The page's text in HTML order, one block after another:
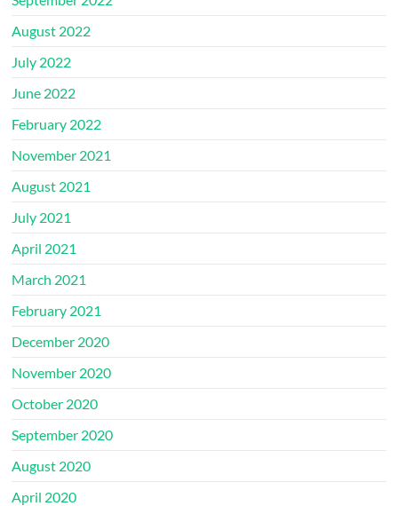
August 2022
July 2022
June 2022
February 2022
November 2021
August 2021
July 2021
April 2021
March 2021
February 2021
December 2020
November 2020
October 2020
September 2020
August 2020
April 2020